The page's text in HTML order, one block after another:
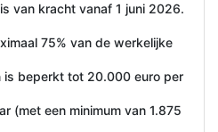
van kracht vanaf 1 juni 2026.
75% van de werkelijke
is beperkt tot 20.000 euro per
(met een minimum van 1.875